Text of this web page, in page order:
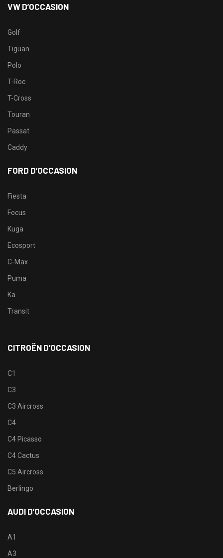
VW D’OCCASION
Golf
Tiguan
Polo
T-Roc
T-Cross
Touran
Passat
Caddy
FORD D’OCCASION
Fiesta
Focus
Kuga
Ecosport
C-Max
Puma
Ka
Transit
CITROËN D’OCCASION
C1
C3
C3 Aircross
C4
C4 Picasso
C4 Cactus
C5 Aircross
Berlingo
AUDI D’OCCASION
A1
A3